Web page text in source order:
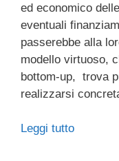
ed economico
eventuali
passerebbe alla
modello virtuoso,
bottom-up, trova
realizzarsi
Leggi tutto